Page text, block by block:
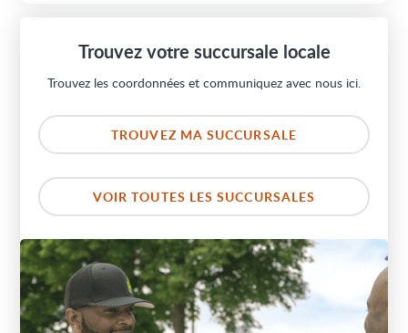
Trouvez votre succursale locale
Trouvez les coordonnées et communiquez avec nous ici.
TROUVEZ MA SUCCURSALE
VOIR TOUTES LES SUCCURSALES